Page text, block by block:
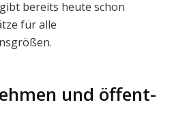
bereits heute schon
für alle
und öffent­